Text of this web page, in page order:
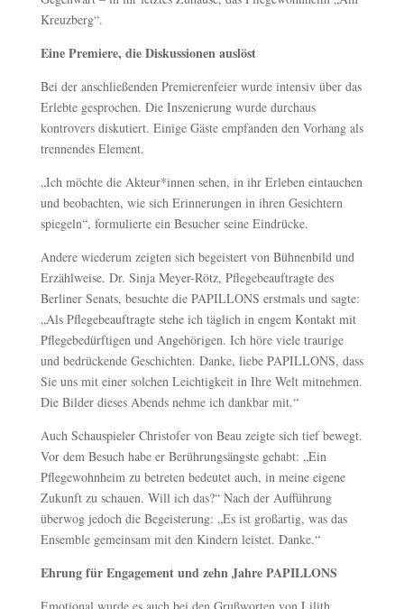
Kreuzberg“.
Eine Premiere, die Diskussionen auslöst
Bei der anschließenden Premierenfeier wurde intensiv über das
Erlebte gesprochen. Die Inszenierung wurde durchaus
kontrovers diskutiert. Einige Gäste empfanden den Vorhang als
trennendes Element.
„Ich möchte die Akteur*innen sehen, in ihr Erleben eintauchen
und beobachten, wie sich Erinnerungen in ihren Gesichtern
spiegeln“, formulierte ein Besucher seine Eindrücke.
Andere wiederum zeigten sich begeistert von Bühnenbild und
Erzählweise. Dr. Sinja Meyer-Rötz, Pflegebeauftragte des
Berliner Senats, besuchte die PAPILLONS erstmals und sagte:
„Als Pflegebeauftragte stehe ich täglich in engem Kontakt mit
Pflegebedürftigen und Angehörigen. Ich höre viele traurige
und bedrückende Geschichten. Danke, liebe PAPILLONS, dass
Sie uns mit einer solchen Leichtigkeit in Ihre Welt mitnehmen.
Die Bilder dieses Abends nehme ich dankbar mit.“
Auch Schauspieler Christofer von Beau zeigte sich tief bewegt.
Vor dem Besuch habe er Berührungsängste gehabt: „Ein
Pflegewohnheim zu betreten bedeutet auch, in meine eigene
Zukunft zu schauen. Will ich das?“ Nach der Aufführung
überwog jedoch die Begeisterung: „Es ist großartig, was das
Ensemble gemeinsam mit den Kindern leistet. Danke.“
Ehrung für Engagement und zehn Jahre PAPILLONS